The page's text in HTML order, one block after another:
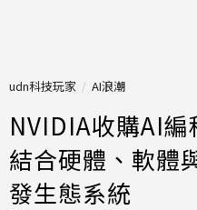
udn科技玩家 AI浪潮
NVIDIA收購AI
結合硬體、軟體
發生態系統